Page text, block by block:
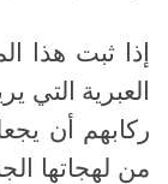
إذا ثبت هذا
العبرية
ركابهم أن
من لهجاتها